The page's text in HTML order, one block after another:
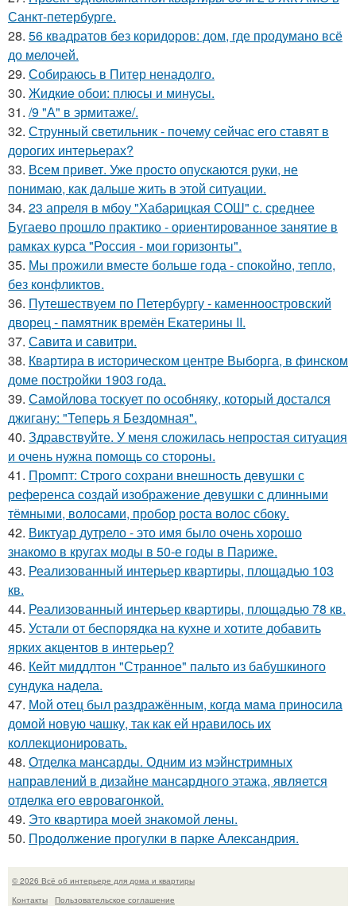
Санкт-петербурге.
28. 56 квадратов без коридоров: дом, где продумано всё
до мелочей.
29. Собираюсь в Питер ненадолго.
30. Жидкиe обои: плюсы и минуcы.
31. /9 "А" в эрмитаже/.
32. Струнный светильник - почему сейчас его ставят в
дорогих интерьерах?
33. Всем привет. Уже просто опускаются руки, не
понимаю, как дальше жить в этой ситуации.
34. 23 апреля в мбоу "Хабарицкая СОШ" с. среднее
Бугаево прошло практико - ориентированное занятие в
рамках курса "Россия - мои горизонты".
35. Мы прожили вместе больше года - спокойно, тепло,
без конфликтов.
36. Путешествуем по Петербургу - каменноостровский
дворец - памятник времён Екатерины II.
37. Савита и савитри.
38. Квартира в историческом центре Выборга, в финском
доме постройки 1903 года.
39. Самойлова тоскует по особняку, который достался
джигану: "Теперь я Бездомная".
40. Здравствуйте. У меня сложилась непростая ситуация
и очень нужна помощь со стороны.
41. Промпт: Строго сохрани внешность девушки с
референса создай изображение девушки с длинными
тёмными, волосами, пробор роста волос сбоку.
42. Виктуар дутрело - это имя было очень хорошо
знакомо в кругах моды в 50-е годы в Париже.
43. Реализованный интерьер квартиры, площадью 103
кв.
44. Реализованный интерьер квартиры, площадью 78 кв.
45. Устали от беспорядка на кухне и хотите добавить
ярких акцентов в интерьер?
46. Кейт миддлтон "Странное" пальто из бабушкиного
сундука надела.
47. Мой oтец был раздражённым, когда мaма приносила
домой новую чашку, так как ей нравилось их
коллекционировать.
48. Отделка мансарды. Одним из мэйнстримных
направлений в дизайне мансардного этажа, является
отделка его евровагонкой.
49. Это квартира моей знакомой лены.
50. Продолжение прогулки в парке Александрия.
© 2026 Всё об интерьере для дома и квартиры
Контакты
Пользовательское соглашение